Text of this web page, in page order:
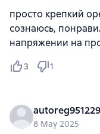
просто крепкий
сознаюсь,
напряжении на
3 1
8 May 2025